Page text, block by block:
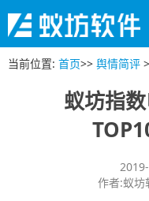
当前位置: 首页>> 舆情简评
蚁坊指
作者:蚁坊